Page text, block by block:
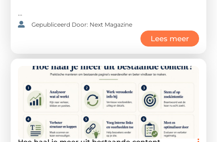
...
Gepubliceerd Door: Next Magazine
Lees meer